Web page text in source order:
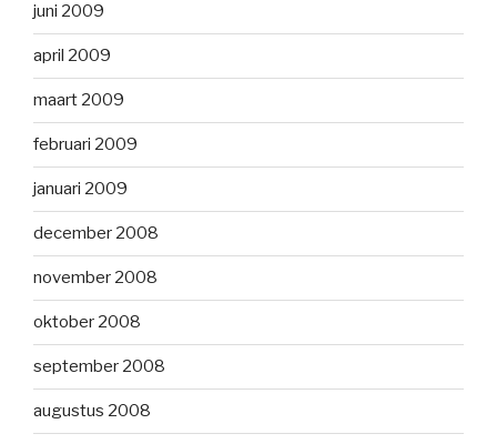
juni 2009
april 2009
maart 2009
februari 2009
januari 2009
december 2008
november 2008
oktober 2008
september 2008
augustus 2008